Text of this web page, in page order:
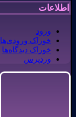
اطلاعات
ورود
خوراک ورودی‌ها
خوراک دیدگاه‌ها
وردپرس